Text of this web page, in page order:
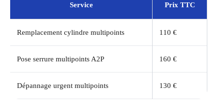
Service Prix TTC
Remplacement cylindre multipoints 110 €
Pose serrure multipoints A2P 160 €
Dépannage urgent multipoints 130 €